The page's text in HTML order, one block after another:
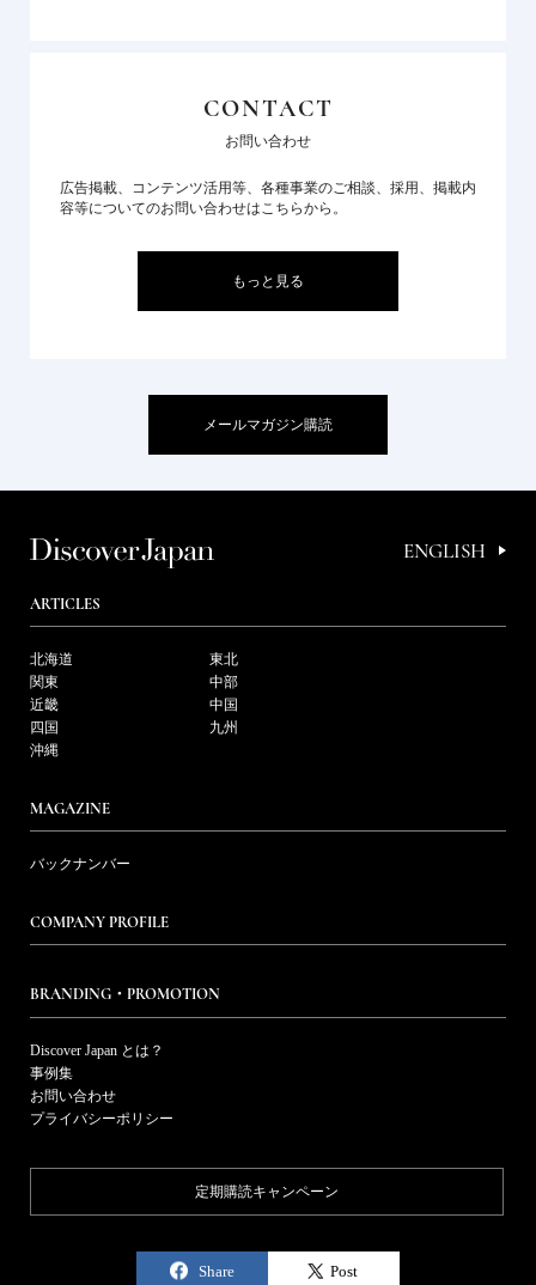
CONTACT
お問い合わせ
広告掲載、コンテンツ活用等、各種事業のご相談、採用、掲載内
容等についてのお問い合わせはこちらから。
もっと見る
メールマガジン購読
ENGLISH
ARTICLES
北海道
東北
関東
中部
近畿
中国
四国
九州
沖縄
MAGAZINE
バックナンバー
COMPANY PROFILE
BRANDING・PROMOTION
Discover Japan とは？
事例集
お問い合わせ
プライバシーポリシー
定期購読キャンペーン
Share Post